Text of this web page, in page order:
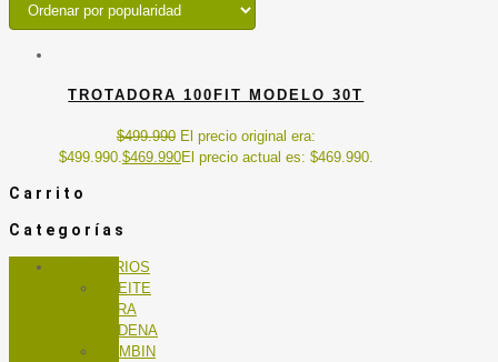
TROTADORA 100FIT MODELO 30T
$499.990 El precio original era:
$499.990. $469.990El precio actual es: $469.990.
Carrito
Categorías
ACCESORIOS
ACEITE
PARA
CADENA
BOMBIN